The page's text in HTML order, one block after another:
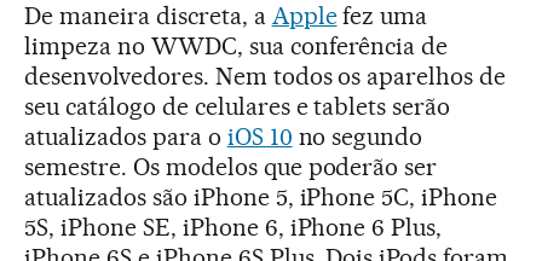
De maneira discreta, a Applefez uma
limpeza no WWDC, sua conferência de
desenvolvedores. Nem todos os aparelhos de
seu catálogo de celulares e tablets serão
atualizados para o iOS 10 no segundo
semestre. Os modelos que poderão ser
atualizados são iPhone 5, iPhone 5C, iPhone
5S, iPhone SE, iPhone 6, iPhone 6 Plus,